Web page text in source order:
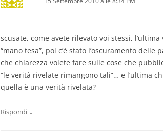
scusate, come avete rilevato voi stessi,
“mano tesa”, poi c’è stato l’oscuramento
che chiarezza volete fare sulle cose che
“le verità rivelate rimangono tali”… e l’ultima
quella è una verità rivelata?
Rispondi ↓